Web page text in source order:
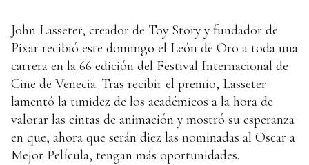
John Lasseter, creador de Toy Story y fundador de
Pixar recibió este domingo el León de Oro a toda una
carrera en la 66 edición del Festival Internacional de
Cine de Venecia. Tras recibir el premio, Lasseter
lamentó la timidez de los académicos a la hora de
valorar las cintas de animación y mostró su esperanza
en que, ahora que serán diez las nominadas al Oscar a
Mejor Película, tengan más oportunidades.